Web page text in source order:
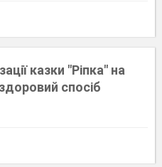
казки "Ріпка" на
спосіб